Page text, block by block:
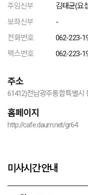
주임신부
김태균(요
보좌신부
-
전화번호
062-223-
팩스번호
062-223-
주소
61412)전남광주통합특별시
홈페이지
http://cafe.daum.net/gr64
미사시간 안내